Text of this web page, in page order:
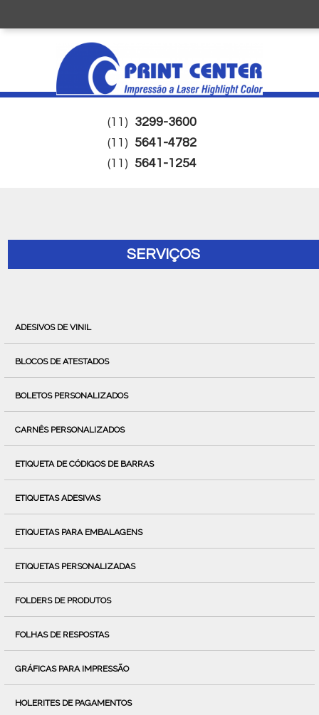
(11) 3299-3600
(11) 5641-4782
(11) 5641-1254
SERVIÇOS
ADESIVOS DE VINIL
BLOCOS DE ATESTADOS
BOLETOS PERSONALIZADOS
CARNÊS PERSONALIZADOS
ETIQUETA DE CÓDIGOS DE BARRAS
ETIQUETAS ADESIVAS
ETIQUETAS PARA EMBALAGENS
ETIQUETAS PERSONALIZADAS
FOLDERS DE PRODUTOS
FOLHAS DE RESPOSTAS
GRÁFICAS PARA IMPRESSÃO
HOLERITES DE PAGAMENTOS